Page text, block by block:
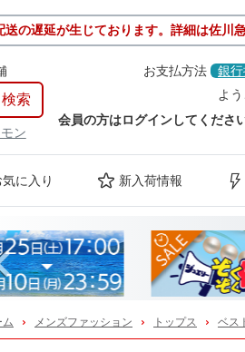
の遅延が生じております。詳細は佐川
お支払方法 銀
ン
よ
会員の方はログインしてくださ
に入り 新入荷情報
Previous
ム メンズファッション トップス ベス